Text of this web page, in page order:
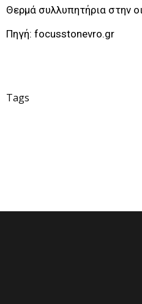
Θερμά συλλυπητήρια στην
Πηγή: focusstonevro.gr
Tags